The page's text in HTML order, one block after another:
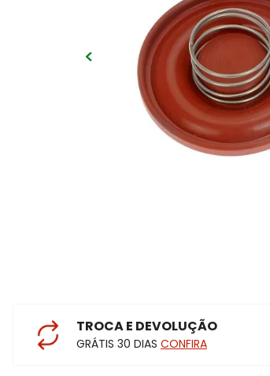
TROCA E DEVOLUÇÃO
GRÁTIS 30 DIAS CONFIRA